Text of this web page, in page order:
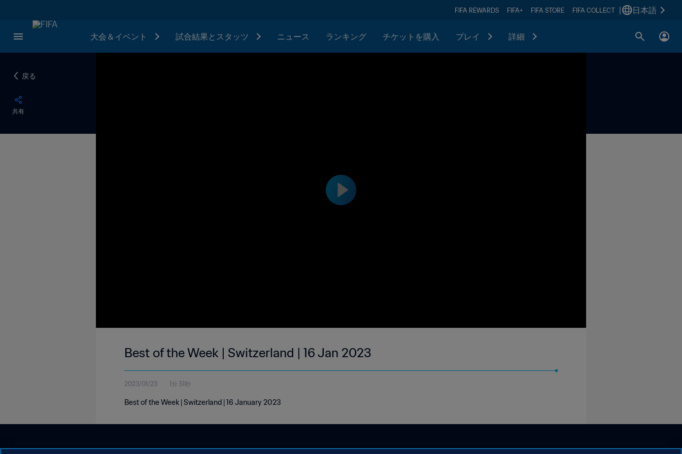
FIFA REWARDS FIFA+ FIFA STORE FIFA COLLECT 日本語
大会＆イベント 試合結果とスタッツ ニュース ランキング チケットを購入 プレイ 詳細
戻る
共有
Best of the Week | Switzerland | 16 Jan 2023
2023/01/23 1分 51秒
Best of the Week | Switzerland | 16 January 2023